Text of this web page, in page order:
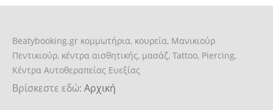
Beatybooking.gr κομμωτήρια, κουρεία, Μανικιούρ
Πεντικιούρ, κέντρα αισθητικής, μασάζ, Tattoo, Piercing,
Κέντρα Αυτοθεραπείας Ευεξίας
Βρίσκεστε εδώ: Αρχική